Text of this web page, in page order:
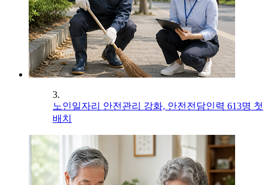
3.
노인일자리 안전관리 강화, 안전전담인력 613명 첫
배치